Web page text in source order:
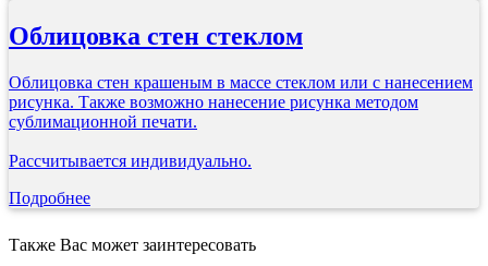
Облицовка стен стеклом
Облицовка стен крашеным в массе стеклом или с нанесением
рисунка. Также возможно нанесение рисунка методом
сублимационной печати.
Рассчитывается индивидуально.
Подробнее
Также Вас может заинтересовать